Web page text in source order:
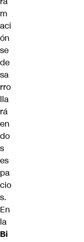
m
aci
ón
se
de
sa
rro
lla
rá
en
do
s
es
pa
cio
s.
En
la
Bi